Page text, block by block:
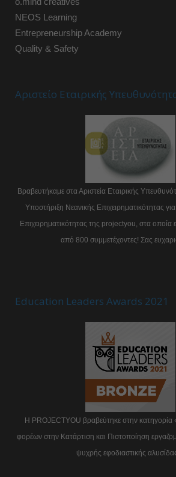
NEOS Learning
Entrepreneurship Academy
Quality & Safety
Αριστείο Εταιρικής
Βραβευτήκαμε στα Αριστεία Εταιρικής
Υποστήριξη Νεανικής Επιχειρηματικότητας
Επιχειρηματικότητας της projectyou, στα
από 800 συμμετέχοντες! Σας
Education Leaders Awards 2021
Η PROJECTYOU βραβεύτηκε στην κατηγορία
φορέων στην Κατάρτιση και Πιστοποίηση
ψυχρής εφοδιαστικής